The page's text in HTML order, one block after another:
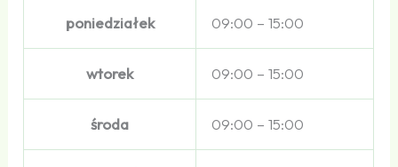
poniedziałek 09:00 – 15:00
wtorek 09:00 – 15:00
środa 09:00 – 15:00